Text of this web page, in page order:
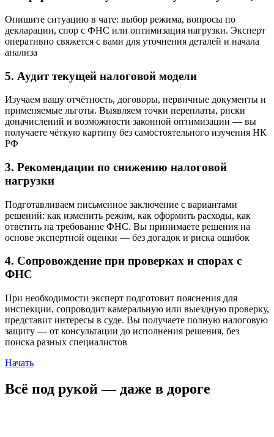
Опишите ситуацию в чате: выбор режима, вопросы по
декларации, спор с ФНС или оптимизация нагрузки. Эксперт
оперативно свяжется с вами для уточнения деталей и начала
анализа
5. Аудит текущей налоговой модели
Изучаем вашу отчётность, договоры, первичные документы и
применяемые льготы. Выявляем точки переплаты, риски
доначислений и возможности законной оптимизации — вы
получаете чёткую картину без самостоятельного изучения НК
РФ
3. Рекомендации по снижению налоговой
нагрузки
Подготавливаем письменное заключение с вариантами
решений: как изменить режим, как оформить расходы, как
ответить на требование ФНС. Вы принимаете решения на
основе экспертной оценки — без догадок и риска ошибок
4. Сопровождение при проверках и спорах с
ФНС
При необходимости эксперт подготовит пояснения для
инспекции, сопроводит камеральную или выездную проверку,
представит интересы в суде. Вы получаете полную налоговую
защиту — от консультации до исполнения решения, без
поиска разных специалистов
Начать
Всё под рукой — даже в дороге